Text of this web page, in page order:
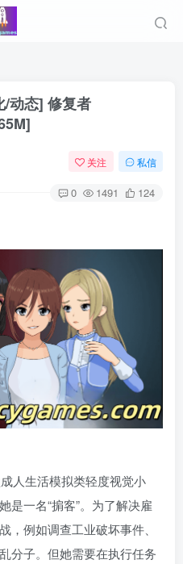
动态] 修复者
关注 私信
0 1491 124
人生活模拟类轻度视觉小
是一名“掮客”。为了解决雇
，例如调查工业破坏事件、
分子。但她需要在执行任务